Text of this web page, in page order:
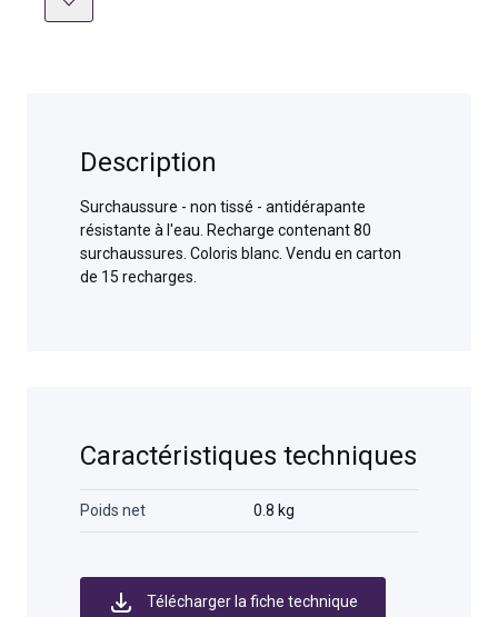
Description
Surchaussure - non tissé - antidérapante
résistante à l'eau. Recharge contenant 80
surchaussures. Coloris blanc. Vendu en carton
de 15 recharges.
Caractéristiques techniques
Poids net 0.8 kg
Télécharger la fiche technique